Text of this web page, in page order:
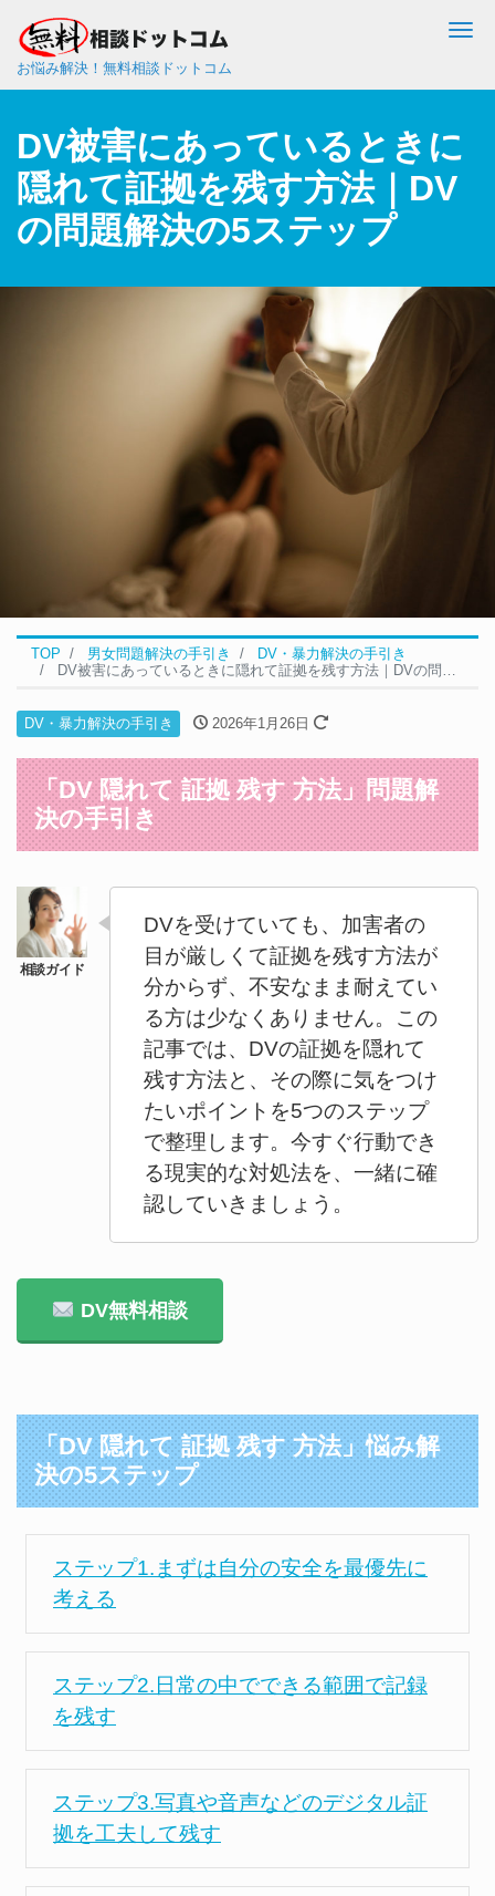
お悩み解決！無料相談ドットコム
DV被害にあっているときに
隠れて証拠を残す方法｜DV
の問題解決の5ステップ
TOP 男女問題解決の手引き
DV・暴力解決の手引き
DV被害にあっているときに隠れて証拠を残す方法｜DVの問題解決の5ステップ
DV・暴力解決の手引き 2026年1月26日
「DV 隠れて 証拠 残す 方法」問題解
決の手引き
DVを受けていても、加害者の
目が厳しくて証拠を残す方法が
分からず、不安なまま耐えてい
る方は少なくありません。この
記事では、DVの証拠を隠れて
残す方法と、その際に気をつけ
たいポイントを5つのステップ
で整理します。今すぐ行動でき
る現実的な対処法を、一緒に確
認していきましょう。
DV無料相談
「DV 隠れて 証拠 残す 方法」悩み解
決の5ステップ
ステップ1.まずは自分の安全を最優先に
考える
ステップ2.日常の中でできる範囲で記録
を残す
ステップ3.写真や音声などのデジタル証
拠を工夫して残す